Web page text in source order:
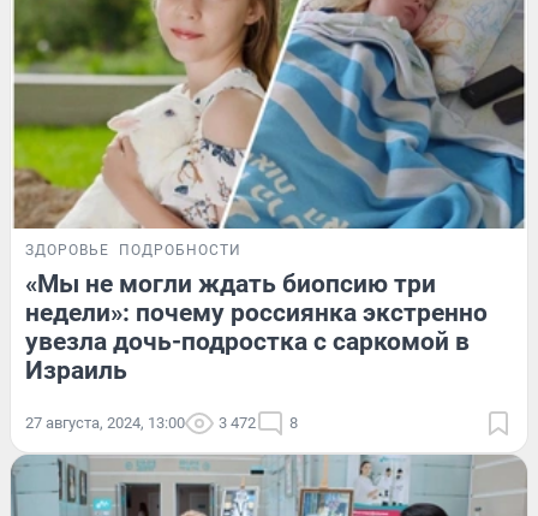
ЗДОРОВЬЕ ПОДРОБНОСТИ
«Мы не могли ждать биопсию три
недели»: почему россиянка экстренно
увезла дочь-подростка с саркомой в
Израиль
27 августа, 2024, 13:00 3 472 8